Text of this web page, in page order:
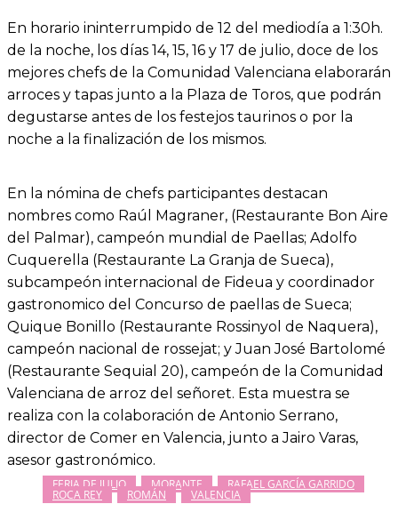
En horario ininterrumpido de 12 del mediodía a 1:30h.
de la noche, los días 14, 15, 16 y 17 de julio, doce de los
mejores chefs de la Comunidad Valenciana elaborarán
arroces y tapas junto a la Plaza de Toros, que podrán
degustarse antes de los festejos taurinos o por la
noche a la finalización de los mismos.
En la nómina de chefs participantes destacan
nombres como Raúl Magraner, (Restaurante Bon Aire
del Palmar), campeón mundial de Paellas; Adolfo
Cuquerella (Restaurante La Granja de Sueca),
subcampeón internacional de Fideua y coordinador
gastronomico del Concurso de paellas de Sueca;
Quique Bonillo (Restaurante Rossinyol de Naquera),
campeón nacional de rossejat; y Juan José Bartolomé
(Restaurante Sequial 20), campeón de la Comunidad
Valenciana de arroz del señoret. Esta muestra se
realiza con la colaboración de Antonio Serrano,
director de Comer en Valencia, junto a Jairo Varas,
asesor gastronómico.
FERIA DE JULIO MORANTE RAFAEL GARCÍA GARRIDO
ROCA REY ROMÁN VALENCIA